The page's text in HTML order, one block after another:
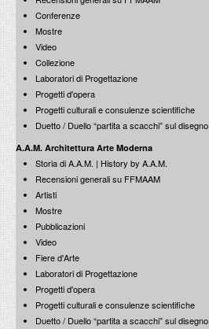
Conferenze
Mostre
Video
Collezione
Laboratori di Progettazione
Progetti d'opera
Progetti culturali e consulenze scientifiche
Duetto / Duello “partita a scacchi” sul disegno
A.A.M. Architettura Arte Moderna
Storia di A.A.M. | History by A.A.M.
Recensioni generali su FFMAAM
Artisti
Mostre
Pubblicazioni
Video
Fiere d'Arte
Laboratori di Progettazione
Progetti d'opera
Progetti culturali e consulenze scientifiche
Duetto / Duello “partita a scacchi” sul disegno